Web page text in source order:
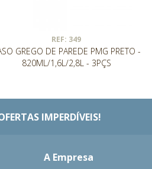
REF: 349
GREGO DE PAREDE PMG PRETO -
820ML/1,6L/2,8L - 3PÇS
IMPERDÍVEIS!
A Empresa